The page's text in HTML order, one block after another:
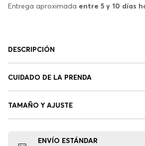
Entrega aproximada entre 5 y 10 días
DESCRIPCIÓN
CUIDADO DE LA PRENDA
TAMAÑO Y AJUSTE
ENVÍO ESTÁNDAR